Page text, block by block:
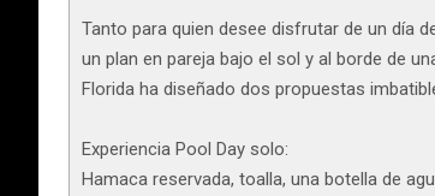
Tanto para quien desee disfrutar de un día
un plan en pareja bajo el sol y al borde de
Florida ha diseñado dos propuestas
Experiencia Pool Day solo:
Hamaca reservada, toalla, una botella de